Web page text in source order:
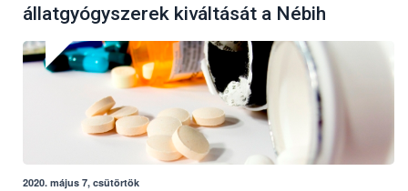
állatgyógyszerek kiváltását a Nébih
2020. május 7, csütörtök